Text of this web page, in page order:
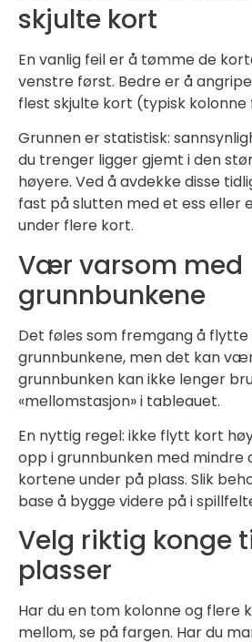
skjulte kort
En vanlig feil er å tømme de
venstre først. Bedre er å
flest skjulte kort (typisk kolonne
Grunnen er statistisk:
du trenger ligger gjemt i den
høyere. Ved å avdekke disse
fast på slutten med et ess eller
under flere kort.
Vær varsom med
grunnbunkene
Det føles som fremgang å
grunnbunkene, men det kan
grunnbunken kan ikke lenger
«mellomstasjon» i tableauet.
En nyttig regel: ikke flytt kort
opp i grunnbunken med mindre
kortene under på plass. Slik
base å bygge videre på i
Velg riktig konge
plasser
Har du en tom kolonne og flere
mellom, se på fargen. Har du